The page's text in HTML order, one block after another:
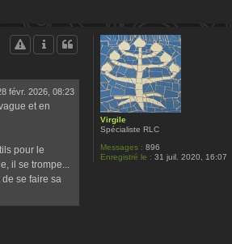
Virgile
Spécialiste RLC
Messages : 896
Enregistré le : 31 juil. 2020, 16:07
févr. 2026, 08:23
et en
pour le
il se trompe...
se faire sa